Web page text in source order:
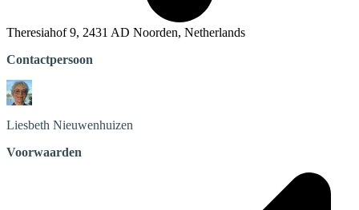
Theresiahof 9, 2431 AD Noorden, Netherlands
Contactpersoon
Liesbeth Nieuwenhuizen
Voorwaarden